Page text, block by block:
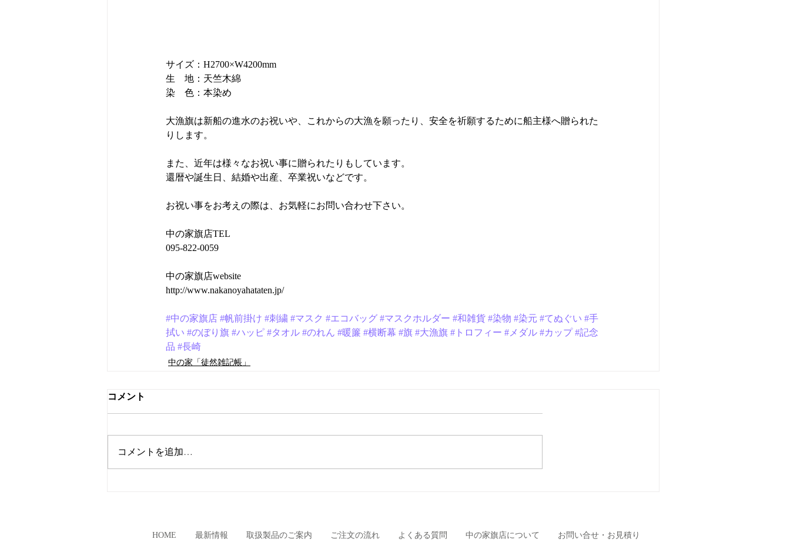
サイズ：H2700×W4200mm
生　地：天竺木綿
染　色：本染め
大漁旗は新船の進水のお祝いや、これからの大漁を願ったり、安全を祈願するために船主様へ贈られた
りします。
また、近年は様々なお祝い事に贈られたりもしています。
還暦や誕生日、結婚や出産、卒業祝いなどです。
お祝い事をお考えの際は、お気軽にお問い合わせ下さい。
中の家旗店TEL
095-822-0059
中の家旗店website
http://www.nakanoyahataten.jp/
#中の家旗店 #帆前掛け #刺繍 #マスク #エコバッグ #マスクホルダー #和雑貨 #染物 #染元 #てぬぐい #手
拭い #のぼり旗 #ハッピ #タオル #のれん #暖簾 #横断幕 #旗 #大漁旗 #トロフィー #メダル #カップ #記念
品 #長崎
中の家「徒然雑記帳」
コメント
コメントを追加…
HOME 最新情報 取扱製品のご案内 ご注文の流れ よくある質問 中の家旗店について お問い合せ・お見積り